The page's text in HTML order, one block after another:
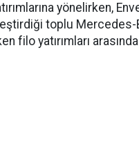
yönelirken,
toplu Mercedes-
filo yatırımları arasında